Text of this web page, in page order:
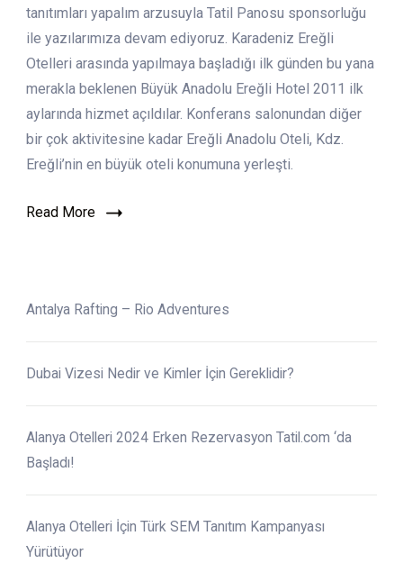
Ereğli
tanıtımları yapalım arzusuyla Tatil Panosu sponsorluğu
ile yazılarımıza devam ediyoruz. Karadeniz Ereğli
Otelleri arasında yapılmaya başladığı ilk günden bu yana
merakla beklenen Büyük Anadolu Ereğli Hotel 2011 ilk
aylarında hizmet açıldılar. Konferans salonundan diğer
bir çok aktivitesine kadar Ereğli Anadolu Oteli, Kdz.
Ereğli’nin en büyük oteli konumuna yerleşti.
Read More
Antalya Rafting – Rio Adventures
Dubai Vizesi Nedir ve Kimler İçin Gereklidir?
Alanya Otelleri 2024 Erken Rezervasyon Tatil.com ‘da
Başladı!
Alanya Otelleri İçin Türk SEM Tanıtım Kampanyası
Yürütüyor